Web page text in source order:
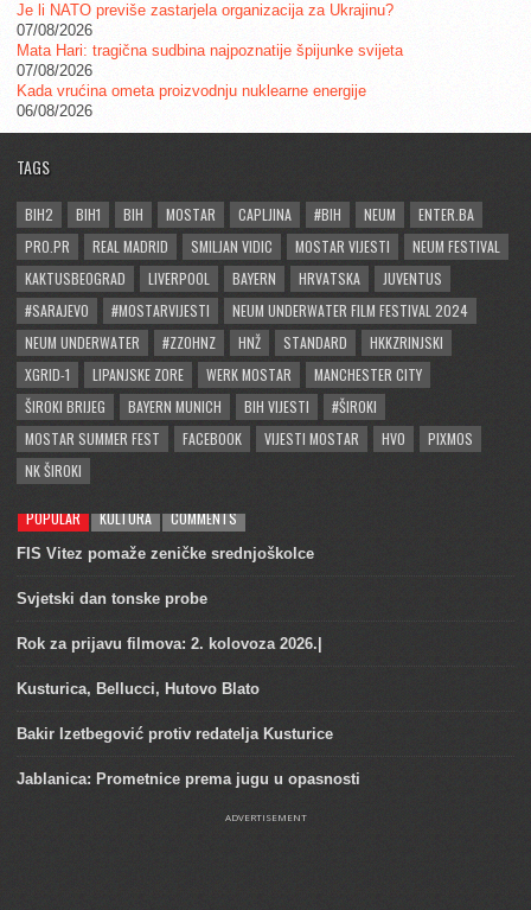
Je li NATO previše zastarjela organizacija za Ukrajinu?
07/08/2026
Mata Hari: tragična sudbina najpoznatije špijunke svijeta
07/08/2026
Kada vrućina ometa proizvodnju nuklearne energije
06/08/2026
TAGS
BIH2 BIH1 BIH MOSTAR CAPLJINA #BIH NEUM
ENTER.BA
PRO.PR
REAL MADRID SMILJAN VIDIC MOSTAR VIJESTI
NEUM FESTIVAL
KAKTUSBEOGRAD
LIVERPOOL BAYERN HRVATSKA
JUVENTUS
#SARAJEVO
#MOSTARVIJESTI
NEUM UNDERWATER FILM FESTIVAL 2024
NEUM UNDERWATER
#ZZOHNZ HNŽ STANDARD
HKKZRINJSKI
XGRID-1
LIPANJSKE ZORE WERK MOSTAR
MANCHESTER CITY
ŠIROKI BRIJEG
BAYERN MUNICH BIH VIJESTI
#ŠIROKI
MOSTAR SUMMER FEST
FACEBOOK VIJESTI MOSTAR HVO
PIXMOS
NK ŠIROKI
POPULAR KULTURA COMMENTS
FIS Vitez pomaže zeničke srednjoškolce
Svjetski dan tonske probe
Rok za prijavu filmova: 2. kolovoza 2026.|
Kusturica, Bellucci, Hutovo Blato
Bakir Izetbegović protiv redatelja Kusturice
Jablanica: Prometnice prema jugu u opasnosti
ADVERTISEMENT